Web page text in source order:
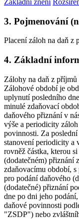
3. Pojmenování
Placení záloh na daň z
4. Základní
Zálohy na daň z
Zálohové období je
uplynutí posledního
minulé zdaňovací
daňového přiznání v
výše a periodicity
povinnosti. Za
stanovení periodicity a
rovněž částka, kterou
(dodatečném) přiznání
zdaňovacímu období,
pro podání daňového
(dodatečné) přiznání
dne po dni jeho
daňové povinnosti
"ZSDP") nebo